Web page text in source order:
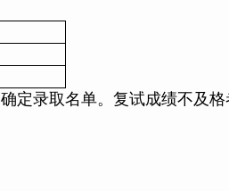
定录取名单。复试成绩不及格